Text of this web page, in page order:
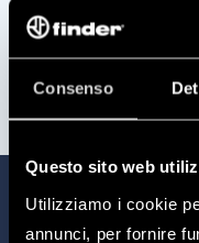
Consenso
Questo sito web
Utilizziamo i cookie
annunci, per fornire